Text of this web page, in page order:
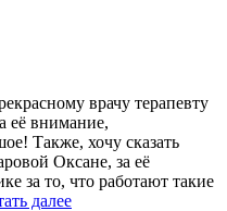
врачу терапевту
её внимание,
Также, хочу сказать
Оксане, за её
за то, что работают такие
далее